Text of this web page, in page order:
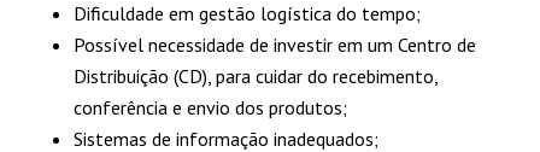
Dificuldade em gestão logística do tempo;
Possível necessidade de investir em um Centro de
Distribuição (CD), para cuidar do recebimento,
conferência e envio dos produtos;
Sistemas de informação inadequados;